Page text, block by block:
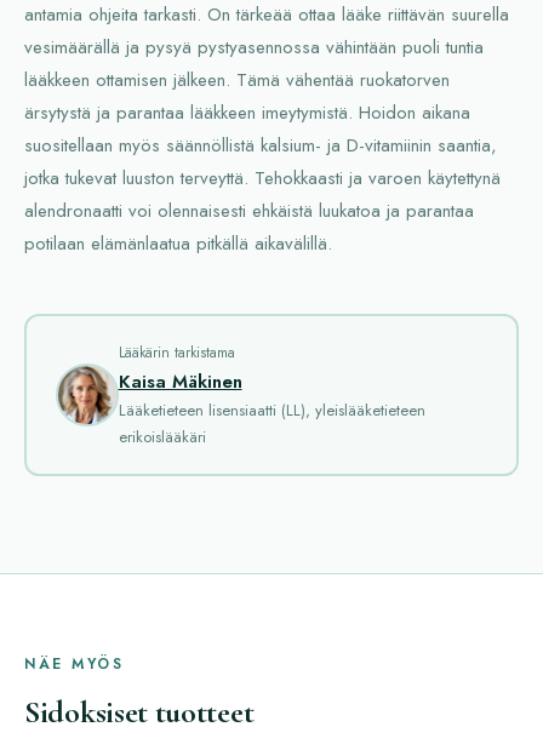
antamia ohjeita tarkasti. On tärkeää ottaa lääke riittävän suurella
vesimäärällä ja pysyä pystyasennossa vähintään puoli tuntia
lääkkeen ottamisen jälkeen. Tämä vähentää ruokatorven
ärsytystä ja parantaa lääkkeen imeytymistä. Hoidon aikana
suositellaan myös säännöllistä kalsium- ja D-vitamiinin saantia,
jotka tukevat luuston terveyttä. Tehokkaasti ja varoen käytettynä
alendronaatti voi olennaisesti ehkäistä luukatoa ja parantaa
potilaan elämänlaatua pitkällä aikavälillä.
Lääkärin tarkistama
Kaisa Mäkinen
Lääketieteen lisensiaatti (LL), yleislääketieteen
erikoislääkäri
NÄE MYÖS
Sidoksiset tuotteet